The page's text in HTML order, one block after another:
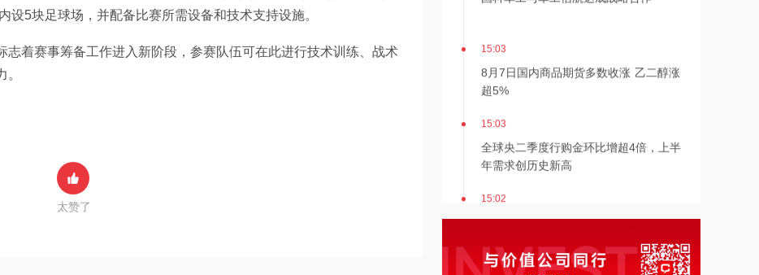
5块足球场，并配备比赛所需设备和技术支持设施。
着赛事筹备工作进入新阶段，参赛队伍可在此进行技术训练、战术
太赞了
15:03
8月7日国内商品期货多数收涨 乙二醇涨
超5%
15:03
全球央二季度行购金环比增超4倍，上半
年需求创历史新高
15:02
机构：行业现金流亏损时间已超5个月，
15:01